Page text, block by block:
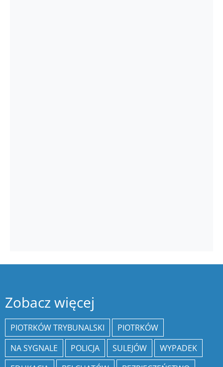
Zobacz więcej
PIOTRKÓW TRYBUNALSKI
PIOTRKÓW
NA SYGNALE
POLICJA SULEJÓW
WYPADEK